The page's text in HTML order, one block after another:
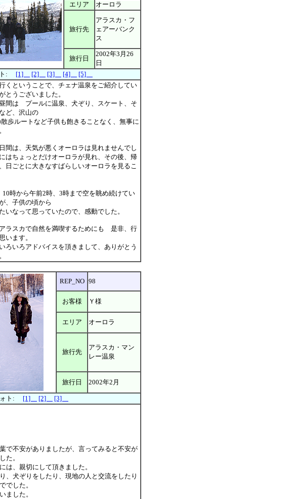
エリア オーロラ
旅行先
アラスカ・フ
ェアーバンク
ス
旅行日
2002年3月26
日
ト: [1] [2] [3] [4] [5]
くということで、チェナ温泉をご紹介してい
とうございました。
間は プールに温泉、犬ぞり、スケート、そ
ど、沢山の
歩ルートなど子供も飽きることなく、無事に
間は、天気が悪くオーロラは見れませんでし
はちょっとだけオーロラが見れ、その後、帰
日ごとに大きなすばらしいオーロラを見るこ
時から午前2時、3時まで空を眺め続けてい
、子供の頃から
いなって思っていたので、感動でした。
ラスカで自然を満喫するためにも 是非、行
います。
ろいろアドバイスを頂きまして、ありがとう
REP_NO 98
お客様 Ｙ様
エリア オーロラ
旅行先
アラスカ・マン
レー温泉
旅行日 2002年2月
ォト: [1] [2]
[3]
で不安がありましたが、言ってみると不安が
た。
は、親切にして頂きました。
、犬ぞりをしたり、現地の人と交流をしたり
でした。
ました。